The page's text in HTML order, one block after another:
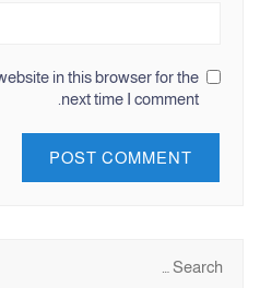
in this browser for the
next time I comment.